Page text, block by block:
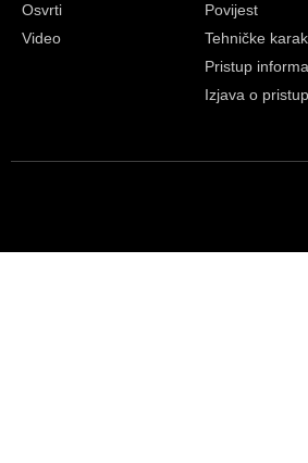
Osvrti
Video
Povijest
Tehničke
Pristup
Izjava o